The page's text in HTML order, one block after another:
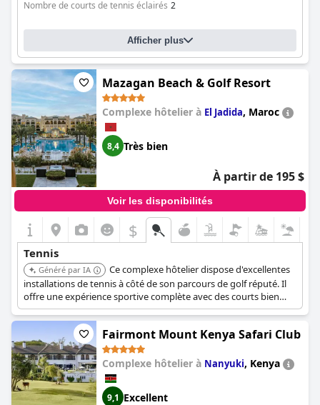
Nombre de courts de tennis éclairés 2
Afficher plus
Mazagan Beach & Golf Resort
Complexe hôtelier à El Jadida, Maroc
8,4 Très bien
À partir de 195 $
Voir les disponibilités
$
Tennis
Généré par IA
Ce complexe hôtelier dispose d'excellentes
installations de tennis à côté de son parcours de golf réputé. Il
offre une expérience sportive complète avec des courts bien
entretenus pour les clients souhaitant combiner détente et
activités sportives.
Fairmont Mount Kenya Safari Club
Complexe hôtelier à Nanyuki, Kenya
9,1 Excellent